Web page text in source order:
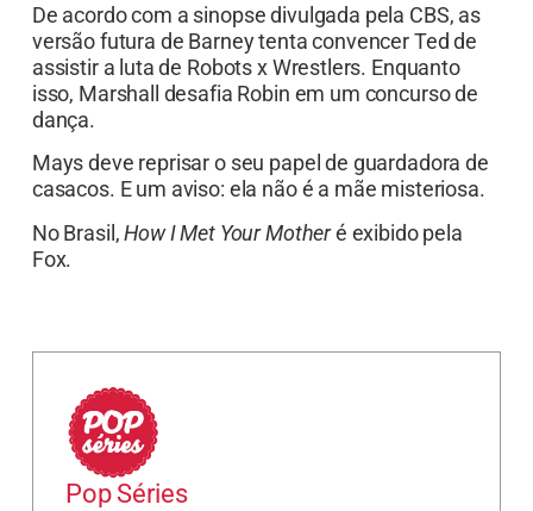
De acordo com a sinopse divulgada pela CBS, as
versão futura de Barney tenta convencer Ted de
assistir a luta de Robots x Wrestlers. Enquanto
isso, Marshall desafia Robin em um concurso de
dança.
Mays deve reprisar o seu papel de guardadora de
casacos. E um aviso: ela não é a mãe misteriosa.
No Brasil,How I Met Your Motheré exibido pela
Fox.
Pop Séries